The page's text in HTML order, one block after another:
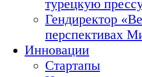
турецкую
Гендиректор
перспективах
Инновации
Стартапы